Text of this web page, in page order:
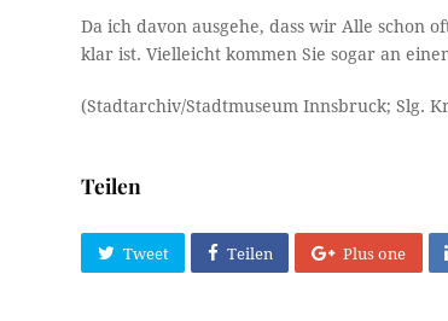
Da ich davon ausgehe, dass wir Alle schon
klar ist. Vielleicht kommen Sie sogar an
(Stadtarchiv/Stadtmuseum Innsbruck; Slg.
Teilen
Tweet Teilen Plus one